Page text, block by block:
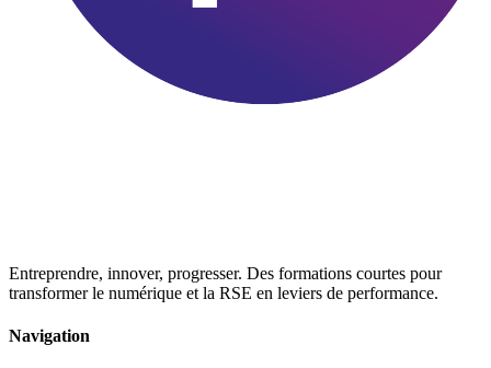
Entreprendre, innover, progresser. Des formations courtes pour
transformer le numérique et la RSE en leviers de performance.
Navigation